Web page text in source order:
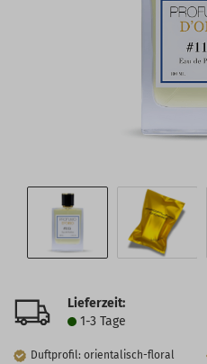
Lieferzeit:
1-3 Tage
Duftprofil: orientalisch-floral